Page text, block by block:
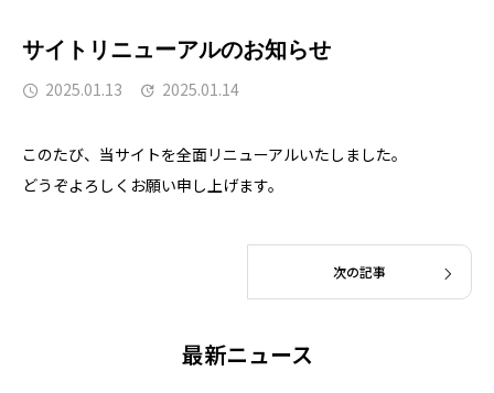
サイトリニューアルのお知らせ
2025.01.13 2025.01.14
このたび、当サイトを全面リニューアルいたしました。
どうぞよろしくお願い申し上げます。
次の記事
最新ニュース